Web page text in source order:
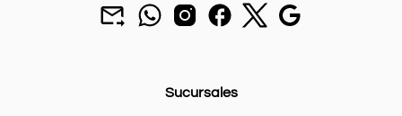
Mandar
un
batcarbaterias@gmail.com
chat
por
seguinos
en
seguinos
en
seguinos
en
Nuestra
sucursal.
Sucursales